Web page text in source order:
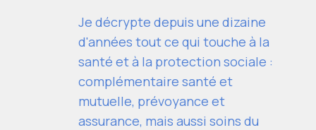
Je décrypte depuis une dizaine
d'années tout ce qui touche à la
santé et à la protection sociale :
complémentaire santé et
mutuelle, prévoyance et
assurance, mais aussi soins du